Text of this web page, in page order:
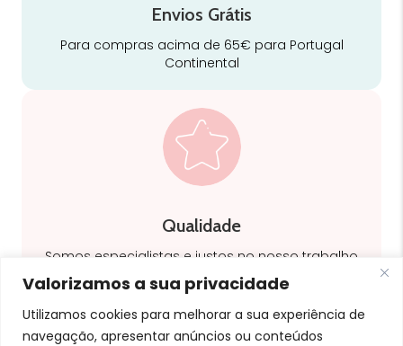
Valorizamos a sua privacidade
Utilizamos cookies para melhorar a sua experiência de
navegação, apresentar anúncios ou conteúdos
Envios Grátis
Para compras acima de 65€ para Portugal
Continental
Qualidade
Somos especialistas e justos no nosso trabalho